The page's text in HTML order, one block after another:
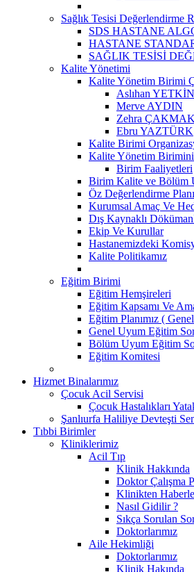
Sağlık Tesisi Değerlendirme
SDS HASTANE
HASTANE
SAĞLIK TESİSİ
Kalite Yönetimi
Kalite Yönetim Birimi
Aslıhan YETKİN
Merve AYDIN
Zehra ÇAKMAK
Ebru YAZTÜRK
Kalite Birimi
Kalite Yönetim
Birim Faaliyetleri
Birim Kalite ve Bölüm
Öz Değerlendirme Planı
Kurumsal Amaç Ve
Dış Kaynaklı
Ekip Ve Kurullar
Hastanemizdeki
Kalite Politikamız
Eğitim Birimi
Eğitim Hemşireleri
Eğitim Kapsamı Ve
Eğitim Planımız (
Genel Uyum Eğitim
Bölüm Uyum Eğitim
Eğitim Komitesi
Hizmet Binalarımız
Çocuk Acil Servisi
Çocuk Hastalıkları
Şanlıurfa Haliliye Devteşti
Tıbbi Birimler
Kliniklerimiz
Acil Tıp
Klinik Hakkında
Doktor Çalışma
Klinikten
Nasıl Gidilir ?
Sıkça Sorulan
Doktorlarımız
Aile Hekimliği
Doktorlarımız
Klinik Hakında